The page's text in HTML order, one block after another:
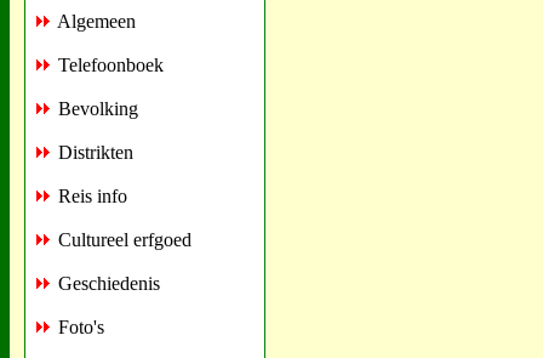
Algemeen
Telefoonboek
Bevolking
Distrikten
Reis info
Cultureel erfgoed
Geschiedenis
Foto's